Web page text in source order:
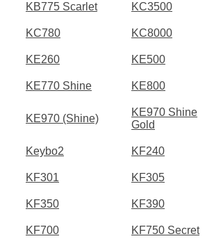
KB775 Scarlet KC3500
KC780 KC8000
KE260 KE500
KE770 Shine KE800
KE970 (Shine)
KE970 Shine
Gold
Keybo2 KF240
KF301 KF305
KF350 KF390
KF700 KF750 Secret